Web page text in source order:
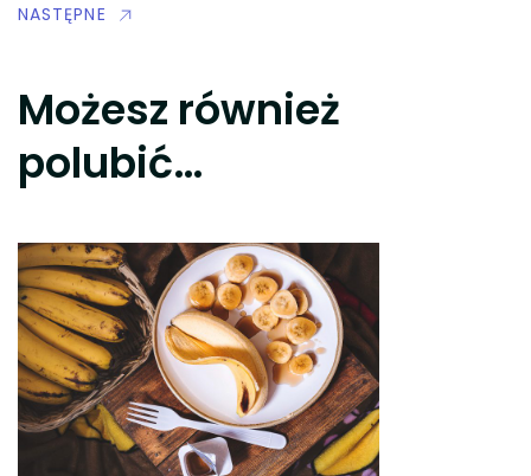
NASTĘPNE
Możesz również
polubić…